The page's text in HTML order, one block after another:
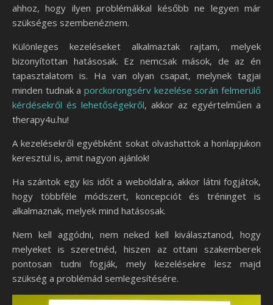
ahhoz, hogy ilyen problémákkal később ne legyen már
szükséges szembenéznem.
Különleges kezeléseket alkalmaztak rajtam, melyek
bizonyítottan hatásosak. Ez nemcsak mások, de az én
tapasztalatom is. Ha van olyan csapat, melynek tagjai
minden tudnak a porckorongsérv kezelése során felmerülő
kérdésekről és lehetőségekről, akkor az egyértelműen a
therapy4u.hu!
A kezelésekről egyébként sokat olvashattok a honlapjukon
keresztül is, amit nagyon ajánlok!
Ha szántok egy kis időt a weboldalra, akkor látni fogjátok,
hogy többféle módszert, koncepciót és tréninget is
alkalmaznak, melyek mind hatásosak.
Nem kell aggódni, nem neked kell kiválasztanod, hogy
melyeket is szeretnéd, hiszen az ottani szakemberek
pontosan tudni fogják, mely kezelésekre lesz majd
szükség a problémád semlegesítésére.